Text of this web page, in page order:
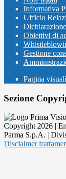
Informativa
Ufficio
Obiettivi di
Gestione
Pagina
Sezione
Copyright 2026 |
Parma S.p.A. |
Disclaimer